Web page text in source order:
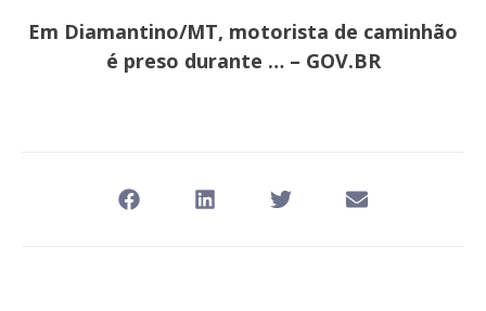
Em Diamantino/MT, motorista de caminhão
é preso durante … – GOV.BR